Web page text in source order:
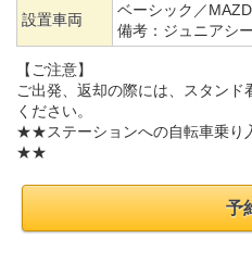
設置車両
ベーシック／
備考： ジュニアシ
【ご注意】
ご出発、返却の際には、スタンド
ください。
★★ステーションへの自転車乗り
★★
予